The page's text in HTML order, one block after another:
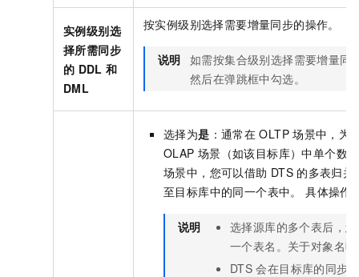
实例级别选
择所需同步
的 DDL 和
DML
按实例级别选择需要增量同步的操作。
说明 如需按集合级别选择需要增量同
然后在弹跳框中勾选。
选择为是 ：通常在 OLTP 场景中，为
OLAP 场景（如该目标库）中单个数
场景中，您可以借助 DTS 的多表归并
至目标库中的同一个表中。 具体操作
说明
选择源库的多个表后，
一个表名。关于对象名
DTS 会在目标库的同步